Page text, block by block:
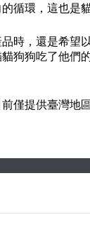
循環，這也是
時，還是希望
狗狗吃了他們
僅提供臺灣地